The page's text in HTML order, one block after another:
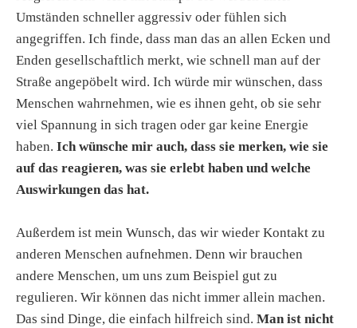
Umständen schneller aggressiv oder fühlen sich
angegriffen. Ich finde, dass man das an allen Ecken und
Enden gesellschaftlich merkt, wie schnell man auf der
Straße angepöbelt wird. Ich würde mir wünschen, dass
Menschen wahrnehmen, wie es ihnen geht, ob sie sehr
viel Spannung in sich tragen oder gar keine Energie
haben. Ich wünsche mir auch, dass sie merken, wie sie
auf das reagieren, was sie erlebt haben und welche
Auswirkungen das hat.
Außerdem ist mein Wunsch, das wir wieder Kontakt zu
anderen Menschen aufnehmen. Denn wir brauchen
andere Menschen, um uns zum Beispiel gut zu
regulieren. Wir können das nicht immer allein machen.
Das sind Dinge, die einfach hilfreich sind. Man ist nicht